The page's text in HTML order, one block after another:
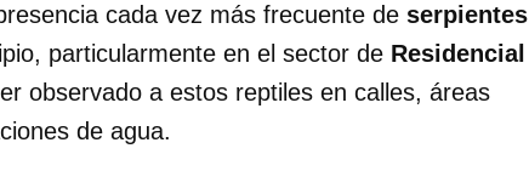
cada vez más frecuente de serpientes
particularmente en el sector de Residencial
observado a estos reptiles en calles, áreas
de agua.